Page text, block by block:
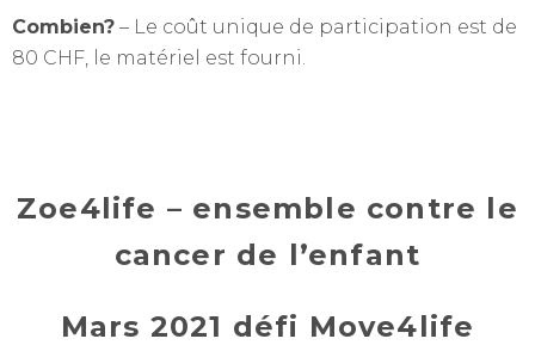
Combien? – Le coût unique de participation est de
80 CHF, le matériel est fourni.
Zoe4life – ensemble contre le
cancer de l’enfant
Mars 2021 défi Move4life